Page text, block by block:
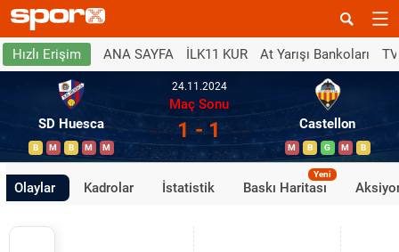
Hızlı Erişim ANA SAYFA İLK11 KUR At Yarışı Bankoları
SD Huesca
B M B M M
24.11.2024
Maç Sonu
1 - 1 Castellon
M B G M B
Olaylar Kadrolar İstatistik Baskı Haritası
Yeni